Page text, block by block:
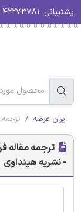
پشتیبانی:
ایران عرضه
ترجمه مقاله
- نشریه هینداوی